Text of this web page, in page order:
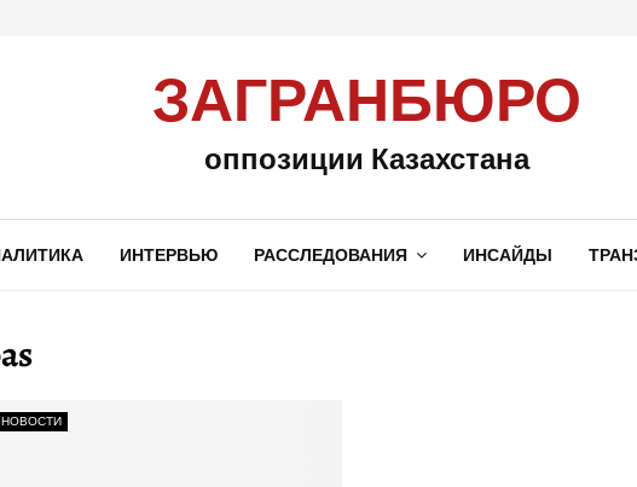
ЗАГРАНБЮРО
оппозиции Казахстана
ИНТЕРВЬЮ РАССЛЕДОВАНИЯ ИНСАЙДЫ
НОВОСТИ